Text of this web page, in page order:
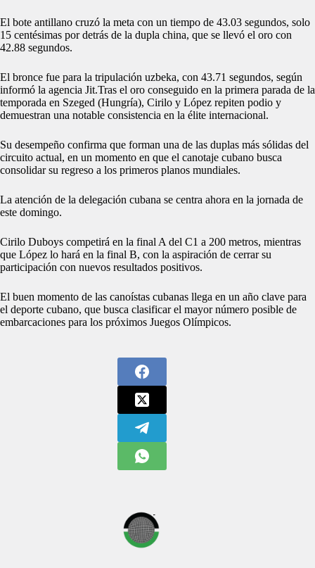
El bote antillano cruzó la meta con un tiempo de 43.03 segundos, solo
15 centésimas por detrás de la dupla china, que se llevó el oro con
42.88 segundos.
El bronce fue para la tripulación uzbeka, con 43.71 segundos, según
informó la agencia Jit.Tras el oro conseguido en la primera parada de la
temporada en Szeged (Hungría), Cirilo y López repiten podio y
demuestran una notable consistencia en la élite internacional.
Su desempeño confirma que forman una de las duplas más sólidas del
circuito actual, en un momento en que el canotaje cubano busca
consolidar su regreso a los primeros planos mundiales.
La atención de la delegación cubana se centra ahora en la jornada de
este domingo.
Cirilo Duboys competirá en la final A del C1 a 200 metros, mientras
que López lo hará en la final B, con la aspiración de cerrar su
participación con nuevos resultados positivos.
El buen momento de las canoístas cubanas llega en un año clave para
el deporte cubano, que busca clasificar el mayor número posible de
embarcaciones para los próximos Juegos Olímpicos.